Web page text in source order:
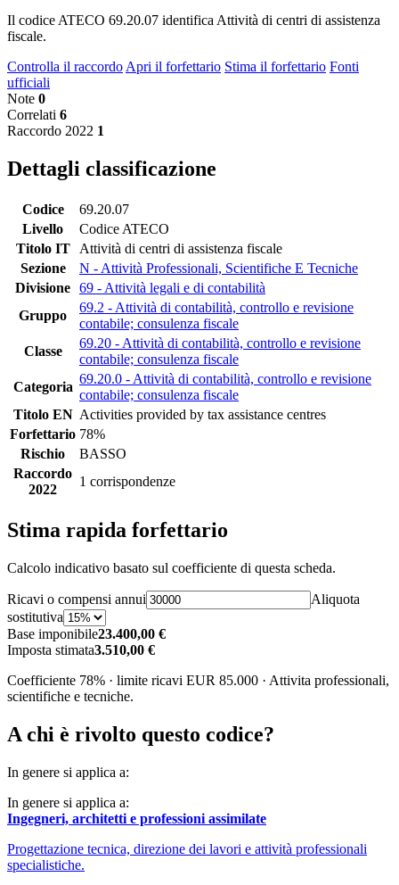
Il codice ATECO 69.20.07 identifica Attività di centri di assistenza
fiscale.
Controlla il raccordoApri il forfettario Stima il forfettario Fonti
ufficiali
Note 0
Correlati 6
Raccordo 2022 1
Dettagli classificazione
Codice
69.20.07
Livello
Codice ATECO
Titolo IT
Attività di centri di assistenza fiscale
Sezione
N - Attività Professionali, Scientifiche E Tecniche
Divisione 69 - Attività legali e di contabilità
Gruppo
69.2 - Attività di contabilità, controllo e revisione
contabile; consulenza fiscale
Classe
69.20 - Attività di contabilità, controllo e revisione
contabile; consulenza fiscale
Categoria
69.20.0 - Attività di contabilità, controllo e revisione
contabile; consulenza fiscale
Titolo EN Activities provided by tax assistance centres
Forfettario 78%
Rischio
BASSO
Raccordo
2022
1 corrispondenze
Stima rapida forfettario
Calcolo indicativo basato sul coefficiente di questa scheda.
Ricavi o compensi annui
Aliquota
sostitutiva
Base imponibile23.400,00 €
Imposta stimata3.510,00 €
Coefficiente 78% · limite ricavi EUR 85.000 · Attivita professionali,
scientifiche e tecniche.
A chi è rivolto questo codice?
In genere si applica a:
In genere si applica a:
Ingegneri, architetti e professioni assimilate
Progettazione tecnica, direzione dei lavori e attività professionali
specialistiche.